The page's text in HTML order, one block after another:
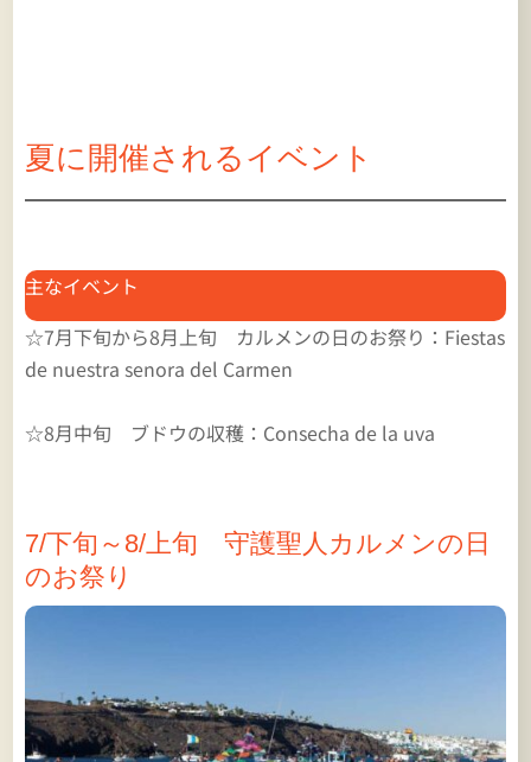
夏に開催されるイベント
主なイベント
☆7月下旬から8月上旬 カルメンの日のお祭り：Fiestas
de nuestra senora del Carmen
☆8月中旬 ブドウの収穫：Consecha de la uva
7/下旬～8/上旬 守護聖人カルメンの日
のお祭り